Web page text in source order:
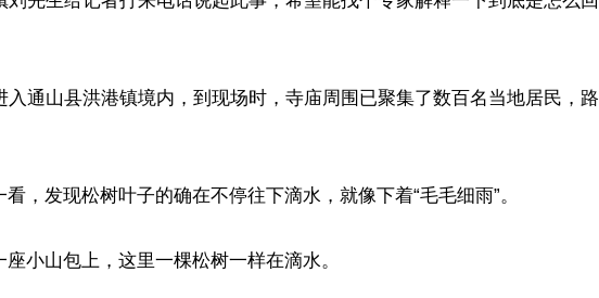
入通山县洪港镇境内，到现场时，寺庙周围已聚集了数百名当地居民，路
，发现松树叶子的确在不停往下滴水，就像下着“毛毛细雨”。
小山包上，这里一棵松树一样在滴水。